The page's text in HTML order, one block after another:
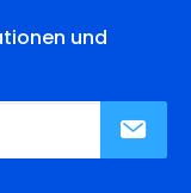
und